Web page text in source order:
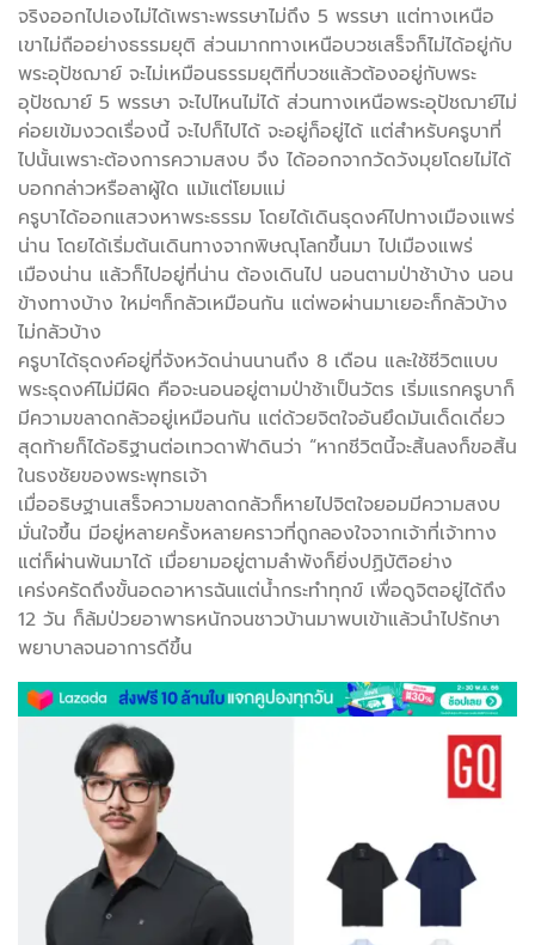
จริงออกไปเองไม่ได้เพราะพรรษาไม่ถึง 5 พรรษา แต่ทางเหนือ
เขาไม่ถืออย่างธรรมยุติ ส่วนมากทางเหนือบวชเสร็จก็ไม่ได้อยู่กับ
พระอุปัชฌาย์ จะไม่เหมือนธรรมยุติที่บวชแล้วต้องอยู่กับพระ
อุปัชฌาย์ 5 พรรษา จะไปไหนไม่ได้ ส่วนทางเหนือพระอุปัชฌาย์ไม่
ค่อยเข้มงวดเรื่องนี้ จะไปก็ไปได้ จะอยู่ก็อยู่ได้ แต่สำหรับครูบาที่
ไปนั้นเพราะต้องการความสงบ จึง ได้ออกจากวัดวังมุยโดยไม่ได้
บอกกล่าวหรือลาผู้ใด แม้แต่โยมแม่
ครูบาได้ออกแสวงหาพระธรรม โดยได้เดินธุดงค์ไปทางเมืองแพร่
น่าน โดยได้เริ่มต้นเดินทางจากพิษณุโลกขึ้นมา ไปเมืองแพร่
เมืองน่าน แล้วก็ไปอยู่ที่น่าน ต้องเดินไป นอนตามป่าช้าบ้าง นอน
ข้างทางบ้าง ใหม่ๆก็กลัวเหมือนกัน แต่พอผ่านมาเยอะก็กลัวบ้าง
ไม่กลัวบ้าง
ครูบาได้ธุดงค์อยู่ที่จังหวัดน่านนานถึง 8 เดือน และใช้ชีวิตแบบ
พระธุดงค์ไม่มีผิด คือจะนอนอยู่ตามป่าช้าเป็นวัตร เริ่มแรกครูบาก็
มีความขลาดกลัวอยู่เหมือนกัน แต่ด้วยจิตใจอันยึดมันเด็ดเดี่ยว
สุดท้ายก็ได้อธิฐานต่อเทวดาฟ้าดินว่า “หากชีวิตนี้จะสิ้นลงก็ขอสิ้น
ในธงชัยของพระพุทธเจ้า
เมื่ออธิษฐานเสร็จความขลาดกลัวก็หายไปจิตใจยอมมีความสงบ
มั่นใจขึ้น มีอยู่หลายครั้งหลายคราวที่ถูกลองใจจากเจ้าที่เจ้าทาง
แต่ก็ผ่านพ้นมาได้ เมื่อยามอยู่ตามลำพังก็ยิ่งปฏิบัติอย่าง
เคร่งครัดถึงขั้นอดอาหารฉันแต่น้ำกระทำทุกข์ เพื่อดูจิตอยู่ได้ถึง
12 วัน ก็ล้มป่วยอาพาธหนักจนชาวบ้านมาพบเข้าแล้วนำไปรักษา
พยาบาลจนอาการดีขึ้น